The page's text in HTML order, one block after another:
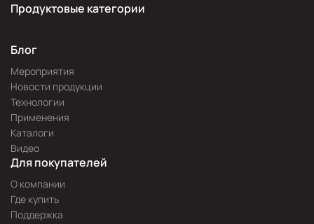
Продуктовые категории
Блог
Мероприятия
Новости продукции
Технологии
Применения
Каталоги
Видео
Для покупателей
О компании
Где купить
Поддержка